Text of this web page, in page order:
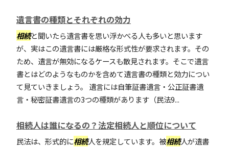
遺言書の種類とそれぞれの効力
相続と聞いたら遺言書を思い浮かべる人も多いと思います
が、実はこの遺言書には厳格な形式性が要求されます。その
ため、遺言が無効になるケースも散見されます。そこで遺言
書とはどのようなものかを含めて遺言書の種類と効力につい
て見ていきましょう。 遺言には自筆証書遺言・公正証書遺
言・秘密証書遺言の3つの種類があります（民法9...
相続人は誰になるの？法定相続人と順位について
民法は、形式的に相続人を規定しています。被相続人が遺書